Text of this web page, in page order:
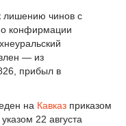
лишению чинов с
конфирмации
— из
прибыл в
на Кавказ приказом
22 августа